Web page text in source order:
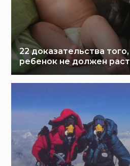
22 доказательства
ребенок не должен